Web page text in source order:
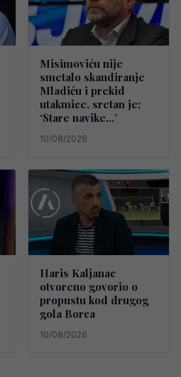
Misimoviću nije
smetalo skandiranje
Mladiću i prekid
utakmice, sretan je:
‘Stare navike…’
10/08/2026
Haris Kaljanac
otvoreno govorio o
propustu kod drugog
gola Borca
10/08/2026